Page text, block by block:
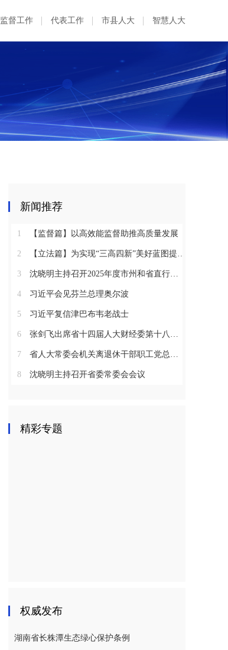
监督工作 代表工作 市县人大 智慧人大
新闻推荐
1 【监督篇】以高效能监督助推高质量发展
2 【立法篇】为实现“三高四新”美好蓝图提供坚实法治保障
3 沈晓明主持召开2025年度市州和省直行业系统党（工）委书记抓基层党建工作述职评议会议
4 习近平会见芬兰总理奥尔波
5 习近平复信津巴布韦老战士
6 张剑飞出席省十四届人大财经委第十八次全体会议
7 省人大常委会机关离退休干部职工党总支召开2025年度总结表彰大会
8 沈晓明主持召开省委常委会会议
精彩专题
权威发布
湖南省长株潭生态绿心保护条例